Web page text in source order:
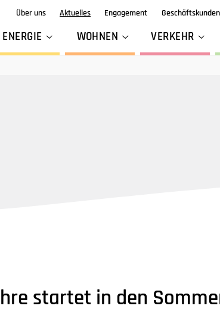
Über uns Aktuelles Engagement Geschäftskunden
ENERGIE WOHNEN VERKEHR
startet in den